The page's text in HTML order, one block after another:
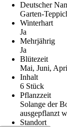
Deutscher
Garten-
Winterhart
Ja
Mehrjährig
Ja
Blütezeit
Mai, Juni,
Inhalt
6 Stück
Pflanzzeit
Solange der
ausgepflanzt
Standort